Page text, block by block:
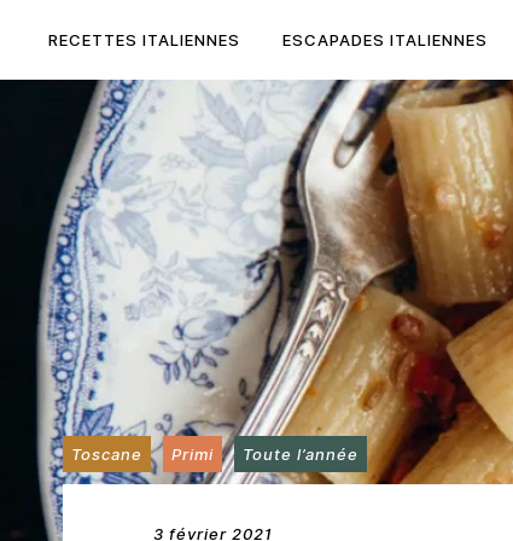
RECETTES ITALIENNES ESCAPADES ITALIENNES
Toscane Primi Toute l’année
3 février 2021